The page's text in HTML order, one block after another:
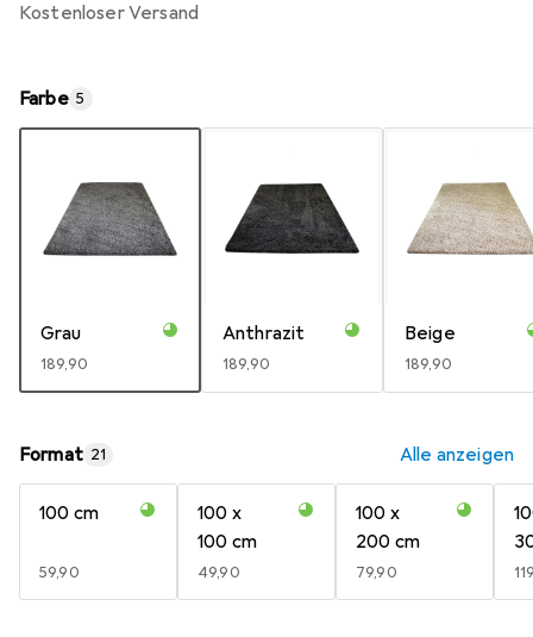
kostenloser Versand
Farbe 5
Grau
EUR
189,90
Anthrazit
EUR
189,90
Beige
EUR
189,90
Format 21 Alle anzeigen
100 cm
EUR
59,90
100 x
100 cm
EUR
49,90
100 x
200 cm
EUR
79,90